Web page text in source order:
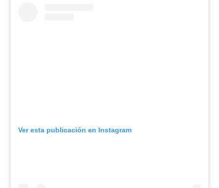
Ver esta publicación en Instagram